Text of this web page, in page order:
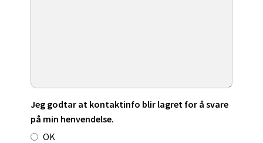
Jeg godtar at kontaktinfo blir lagret for å svare
på min henvendelse.
OK